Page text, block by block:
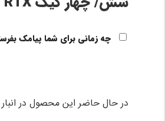
چه زمانی برای شما پیامک
در حال حاضر این محصول در